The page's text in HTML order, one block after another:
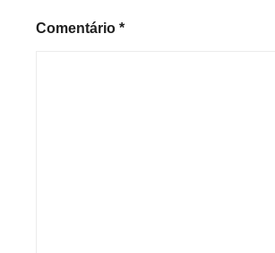
Comentário *